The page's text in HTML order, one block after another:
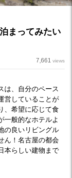
まってみたい
7,661 views
は、自分のペース
営していることが
、希望に応じて食
一般的なホテルよ
の良いリビングル
ん！名古屋の都会
本らしい建物まで